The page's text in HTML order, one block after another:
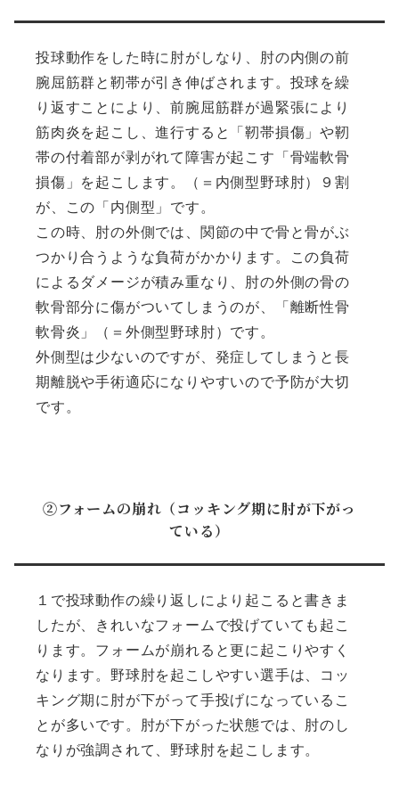
投球動作をした時に肘がしなり、肘の内側の前
腕屈筋群と靭帯が引き伸ばされます。投球を繰
り返すことにより、前腕屈筋群が過緊張により
筋肉炎を起こし、進行すると「靭帯損傷」や靭
帯の付着部が剥がれて障害が起こす「骨端軟骨
損傷」を起こします。（＝内側型野球肘）９割
が、この「内側型」です。
この時、肘の外側では、関節の中で骨と骨がぶ
つかり合うような負荷がかかります。この負荷
によるダメージが積み重なり、肘の外側の骨の
軟骨部分に傷がついてしまうのが、「離断性骨
軟骨炎」（＝外側型野球肘）です。
外側型は少ないのですが、発症してしまうと長
期離脱や手術適応になりやすいので予防が大切
です。
②フォームの崩れ（コッキング期に肘が下がっ
ている）
１で投球動作の繰り返しにより起こると書きま
したが、きれいなフォームで投げていても起こ
ります。フォームが崩れると更に起こりやすく
なります。野球肘を起こしやすい選手は、コッ
キング期に肘が下がって手投げになっているこ
とが多いです。肘が下がった状態では、肘のし
なりが強調されて、野球肘を起こします。